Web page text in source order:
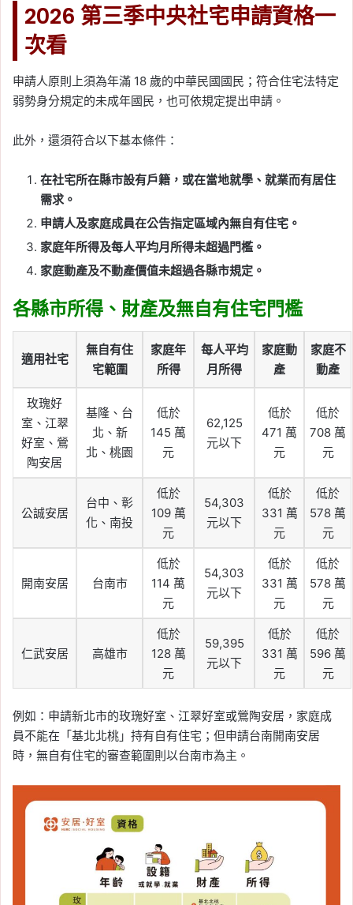
2026 第三季中央社宅申請資格一
次看
申請人原則上須為年滿 18 歲的中華民國國民；符合住宅法特定
弱勢身分規定的未成年國民，也可依規定提出申請。
此外，還須符合以下基本條件：
在社宅所在縣市設有戶籍，或在當地就學、就業而有居住
需求。
申請人及家庭成員在公告指定區域內無自有住宅。
家庭年所得及每人平均月所得未超過門檻。
家庭動產及不動產價值未超過各縣市規定。
各縣市所得、財產及無自有住宅門檻
適用社宅
無自有住
宅範圍
家庭年
所得
每人平均
月所得
家庭動
產
家庭不
動產
玫瑰好
室、江翠
好室、鶯
陶安居
基隆、台
北、新
北、桃園
低於
145 萬
元
62,125
元以下
低於
471 萬
元
低於
708 萬
元
公誠安居
台中、彰
化、南投
低於
109 萬
元
54,303
元以下
低於
331 萬
元
低於
578 萬
元
開南安居 台南市
低於
114 萬
元
54,303
元以下
低於
331 萬
元
低於
578 萬
元
仁武安居 高雄市
低於
128 萬
元
59,395
元以下
低於
331 萬
元
低於
596 萬
元
例如：申請新北市的玫瑰好室、江翠好室或鶯陶安居，家庭成
員不能在「基北北桃」持有自有住宅；但申請台南開南安居
時，無自有住宅的審查範圍則以台南市為主。